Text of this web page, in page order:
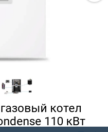
котел
110 кВт